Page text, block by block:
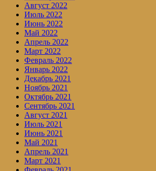
Август 2022
Июль 2022
Июнь 2022
Май 2022
Апрель 2022
Март 2022
Февраль 2022
Январь 2022
Декабрь 2021
Ноябрь 2021
Октябрь 2021
Сентябрь 2021
Август 2021
Июль 2021
Июнь 2021
Май 2021
Апрель 2021
Март 2021